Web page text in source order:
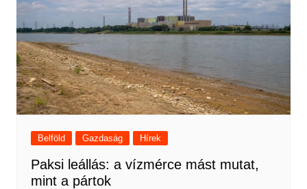
Belföld Gazdaság Hírek
Paksi leállás: a vízmérce mást mutat,
mint a pártok